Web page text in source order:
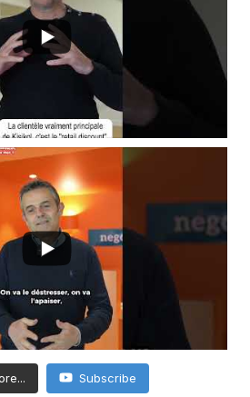
Subscribe